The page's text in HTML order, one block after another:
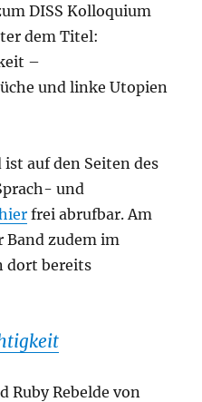
DISS Kolloquium
dem Titel:
–
und linke Utopien
auf den Seiten des
und
frei abrufbar. Am
Band zudem im
dort bereits
Ruby Rebelde von